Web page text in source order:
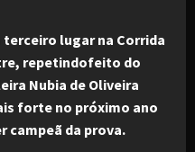
lugar na Corrida
repetindofeito do
Nubia de Oliveira
forte no próximo ano
campeã da prova.